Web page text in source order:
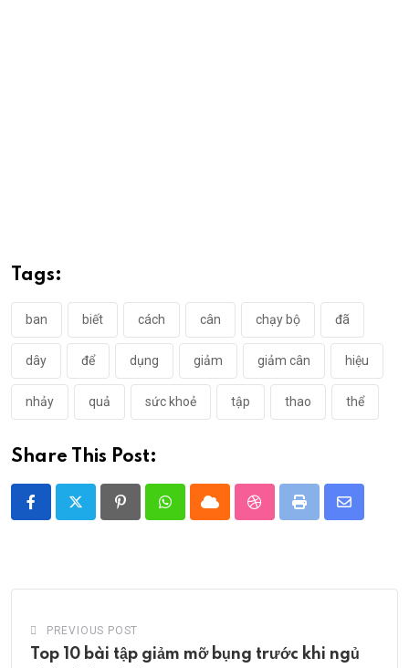
Tags:
ban biết cách cân chạy bộ đã
dây để dụng giảm giảm cân hiệu
nhảy quả sức khoẻ tập thao thể
Share This Post:
PinterestWhatsappCloud StumbleUpon
Print
Share
PREVIOUS POST
Top 10 bài tập giảm mỡ bụng trước khi ngủ